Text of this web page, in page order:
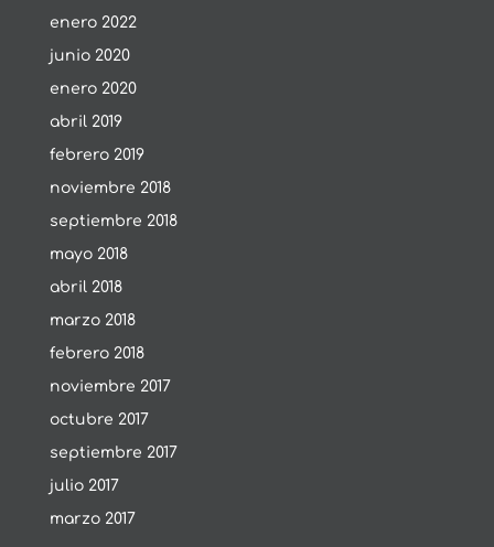
enero 2022
junio 2020
enero 2020
abril 2019
febrero 2019
noviembre 2018
septiembre 2018
mayo 2018
abril 2018
marzo 2018
febrero 2018
noviembre 2017
octubre 2017
septiembre 2017
julio 2017
marzo 2017